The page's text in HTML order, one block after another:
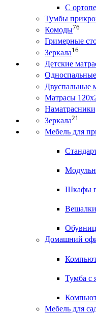
С
Тумбы
Комоды76
Гримерные
Зеркала16
Детские
Двуспальные
Матрасы
Зеркала21
Мебель для
Шкафы
Домашний
Тумба с
Мебель для